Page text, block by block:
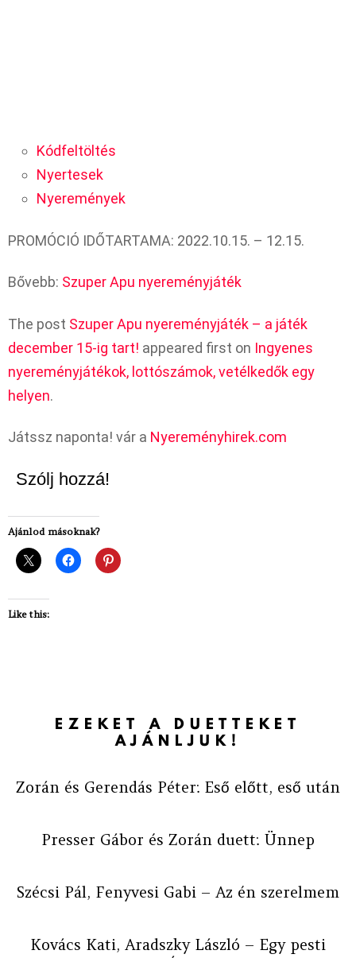
Kódfeltöltés
Nyertesek
Nyeremények
PROMÓCIÓ IDŐTARTAMA: 2022.10.15. – 12.15.
Bővebb: Szuper Apu nyereményjáték
The post Szuper Apu nyereményjáték – a játék
december 15-ig tart! appeared first on Ingyenes
nyereményjátékok, lottószámok, vetélkedők egy
helyen.
Játssz naponta! vár a Nyereményhirek.com
Szólj hozzá!
Ajánlod másoknak?
Like this:
EZEKET A DUETTEKET
AJÁNLJUK!
Zorán és Gerendás Péter: Eső előtt, eső után
Presser Gábor és Zorán duett: Ünnep
Szécsi Pál, Fenyvesi Gabi – Az én szerelmem
Kovács Kati, Aradszky László – Egy pesti